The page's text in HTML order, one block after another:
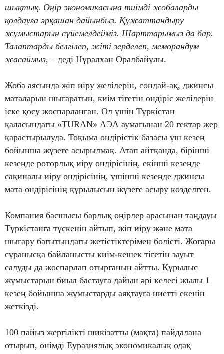
шықтық. Өңір экономикасына тиімді жобаларды
қолдауға әрқашан дайынбыз. Құжаттандыру
жұмыстарын сүйемелдейміз. Шарттарымыз да бар.
Талаптарды белгілеп, жіті зерделеп, меморандум
жасаймыз, – деді Нұралхан Оралбайұлы.
Жоба аясында жіп иіру желілерін, сондай-ақ, джинсы
маталарын шығаратын, киім тігетін өндіріс желілерін
іске қосу жоспарланған. Ол үшін Түркістан
қаласындағы «TURAN» АЭА аумағынан 20 гектар жер
қарастырылуда. Тоқыма өндірістік базасы үш кезең
бойынша жүзеге асырылмақ. Атап айтқанда, бірінші
кезеңде роторлық иіру өндірісінің, екінші кезеңде
сақиналы иіру өндірісінің, үшінші кезеңде джинсы
мата өндірісінің құрылысын жүзеге асыру көзделген.
Компания басшысы барлық өңірлер арасынан таңдауы
Түркістанға түскенін айтып, жіп иіру және мата
шығару бағытындағы жетістіктерімен бөлісті. Жоғары
сұранысқа байланысты киім-кешек тігетін зауыт
салуды да жоспарлап отырғанын айтты. Құрылыс
жұмыстарын биыл бастауға дайын әрі келесі жылы 1
кезең бойынша жұмыстарды аяқтауға ниетті екенін
жеткізді.
100 пайыз жергілікті шикізатты (мақта) пайдалана
отырып, өнімді Еуразиялық экономикалық одақ